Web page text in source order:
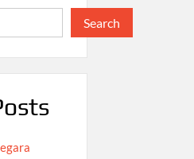
Search